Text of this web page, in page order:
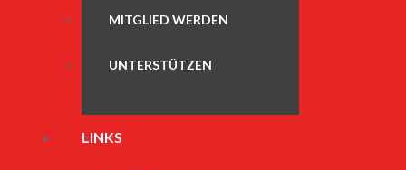
MITGLIED WERDEN
UNTERSTÜTZEN
LINKS